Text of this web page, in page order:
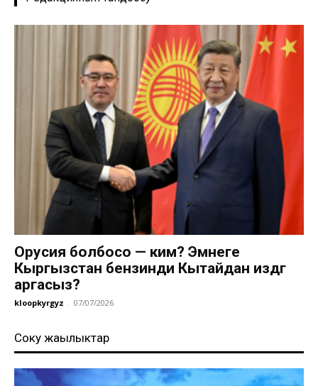
Орусия болбосо — ким? Эмнеге
Кыргызстан бензинди Кытайдан издөөгө
аргасыз?
kloopkyrgyz - 07/07/2026
Соңку жаңылыктар